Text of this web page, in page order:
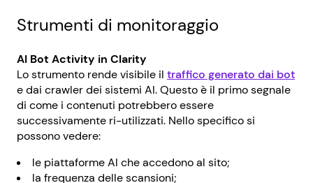
Strumenti di monitoraggio
AI Bot Activity in Clarity
Lo strumento rende visibile il traffico generato dai bot
e dai crawler dei sistemi AI. Questo è il primo segnale
di come i contenuti potrebbero essere
successivamente ri-utilizzati. Nello specifico si
possono vedere:
le piattaforme AI che accedono al sito;
la frequenza delle scansioni;